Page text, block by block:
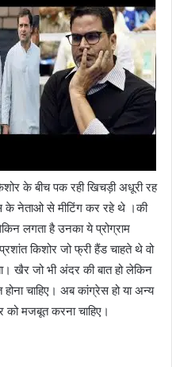
के बीच पक रही खिचड़ी अधूरी रह
के नेताओ से मीटिंग कर रहे थे ।की
लगता है उनका ये प्रोग्राम
किशोर जो फ्री हैंड चाहते थे वो
खैर जो भी अंदर की बात हो लेकिन
चाहिए। अब कांग्रेस हो या अन्य
को मजबूत करना चाहिए।